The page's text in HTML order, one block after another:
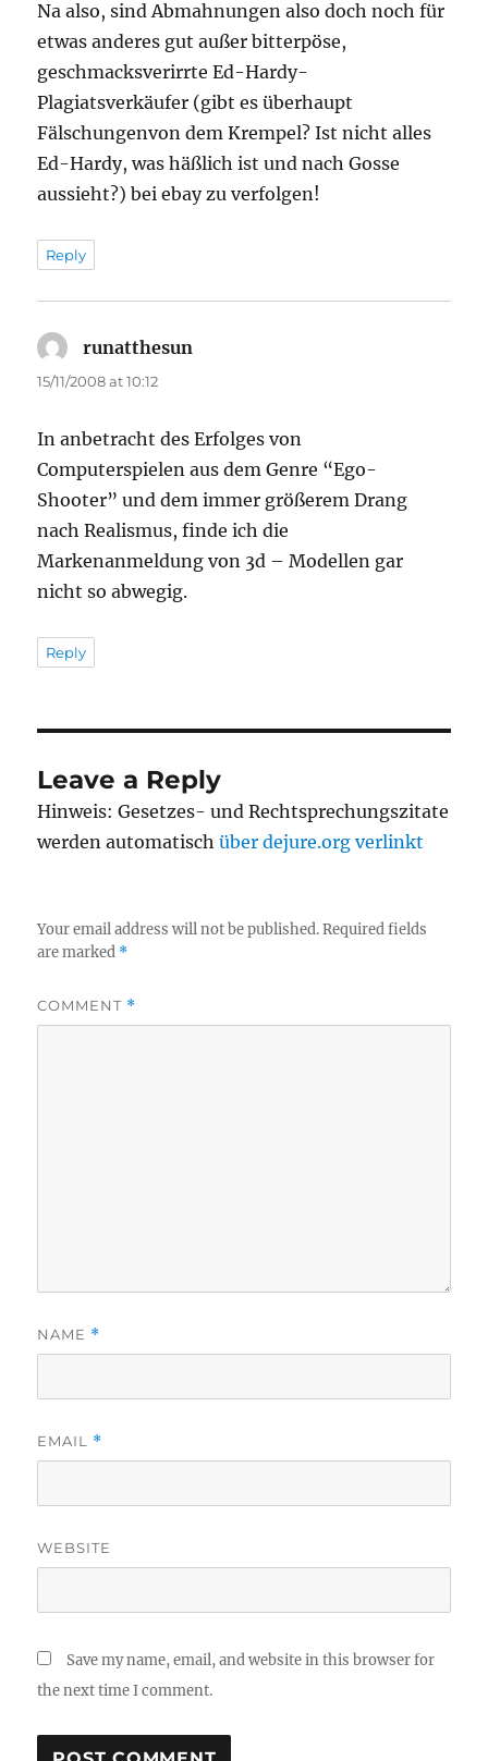
Na also, sind Abmahnungen also doch noch für
etwas anderes gut außer bitterpöse,
geschmacksverirrte Ed-Hardy-
Plagiatsverkäufer (gibt es überhaupt
Fälschungenvon dem Krempel? Ist nicht alles
Ed-Hardy, was häßlich ist und nach Gosse
aussieht?) bei ebay zu verfolgen!
Reply
runatthesun
15/11/2008 at 10:12
In anbetracht des Erfolges von
Computerspielen aus dem Genre “Ego-
Shooter” und dem immer größerem Drang
nach Realismus, finde ich die
Markenanmeldung von 3d – Modellen gar
nicht so abwegig.
Reply
Leave a Reply
Hinweis: Gesetzes- und Rechtsprechungszitate
werden automatischüber dejure.org verlinkt
Your email address will not be published. Required fields
are marked *
COMMENT *
NAME *
EMAIL *
WEBSITE
Save my name, email, and website in this browser for
the next time I comment.